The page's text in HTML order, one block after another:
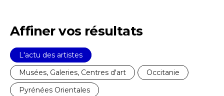
Nom
Affiner vos résultats
L'actu des artistes
Musées, Galeries, Centres d'art
Occitanie
Pyrénées Orientales